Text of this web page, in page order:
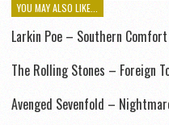
YOU MAY ALSO LIKE...
Larkin Poe – Southern Comfort
The Rolling Stones – Foreign
Avenged Sevenfold –